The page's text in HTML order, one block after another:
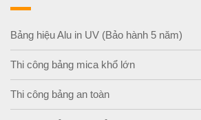
Bảng hiệu Alu in UV (Bảo hành 5 năm)
Thi công bảng mica khổ lớn
Thi công bảng an toàn